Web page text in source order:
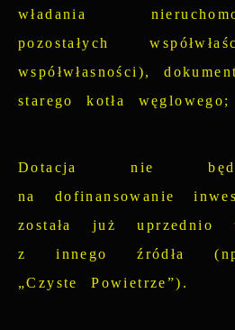
władania
pozostałych
współwłasności),
starego kotła węglowego;
Dotacja nie
na dofinansowanie
została już uprzednio
z innego źródła
„Czyste Powietrze”).